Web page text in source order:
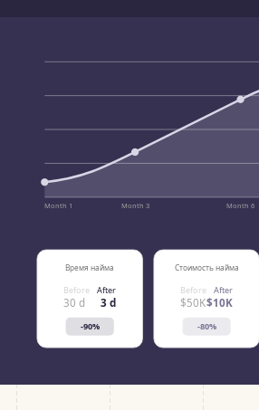
Month 1 Month 3 Month 6
Время найма
Before
30 d
After
3 d
-90%
Стоимость найма
Before
$50K
After
$10K
-80%